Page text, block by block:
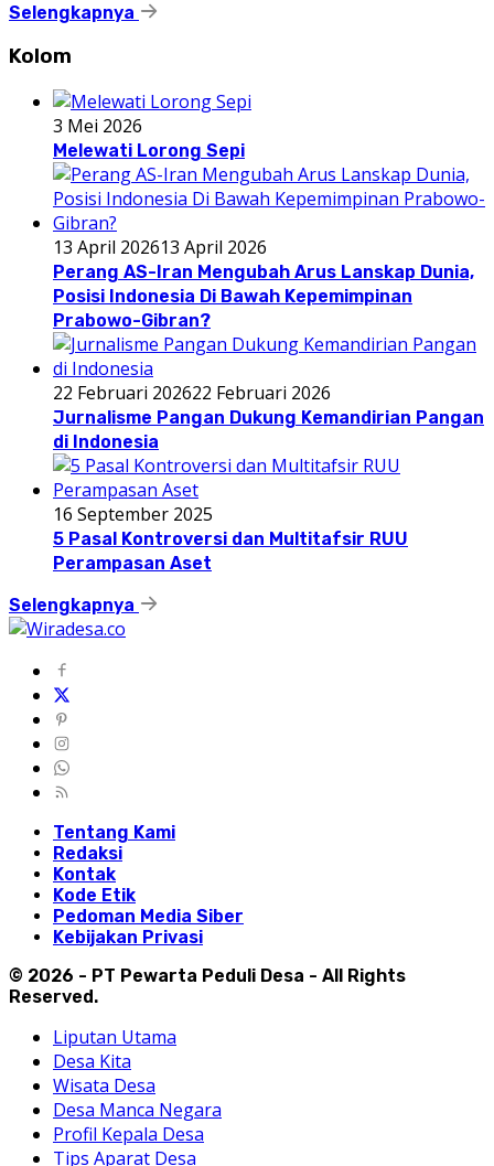
Selengkapnya
Kolom
3 Mei 2026
Melewati Lorong Sepi
13 April 202613 April 2026
Perang AS-Iran Mengubah Arus Lanskap Dunia,
Posisi Indonesia Di Bawah Kepemimpinan
Prabowo-Gibran?
22 Februari 202622 Februari 2026
Jurnalisme Pangan Dukung Kemandirian Pangan
di Indonesia
16 September 2025
5 Pasal Kontroversi dan Multitafsir RUU
Perampasan Aset
Selengkapnya
Tentang Kami
Redaksi
Kontak
Kode Etik
Pedoman Media Siber
Kebijakan Privasi
© 2026 - PT Pewarta Peduli Desa - All Rights
Reserved.
Liputan Utama
Desa Kita
Wisata Desa
Desa Manca Negara
Profil Kepala Desa
Tips Aparat Desa